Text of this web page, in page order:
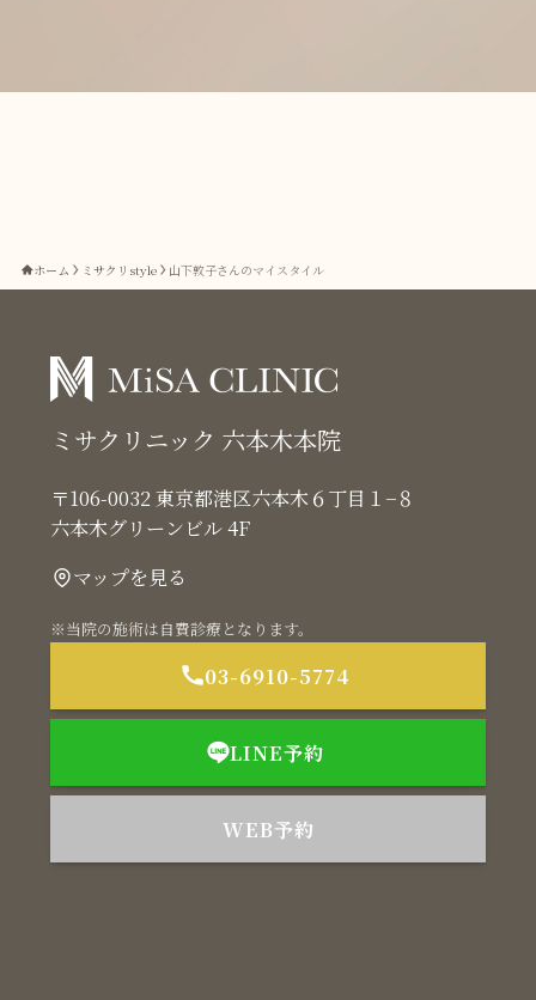
ホーム ミサクリstyle 山下敦子さんのマイスタイル
ミサクリニック 六本木本院
〒106-0032 東京都港区六本木６丁目１−８
六本木グリーンビル 4F
マップを見る
※当院の施術は自費診療となります。
03-6910-5774
LINE予約
WEB予約